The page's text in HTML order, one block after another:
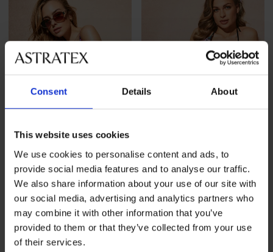
Consent Details About
This website uses cookies
We use cookies to personalise content and ads, to
provide social media features and to analyse our traffic.
We also share information about your use of our site with
our social media, advertising and analytics partners who
may combine it with other information that you’ve
provided to them or that they’ve collected from your use
of their services.
Разпродажба
Бански костюм от две части
Abeba II
Намаление
16,49 €(32,25 лв.)Първоначална цена
32,98 €
(64,50 лв.)
Бански костюм от две части
Shiny Flоwers
Намаление
51,00 € (99,75 лв.)
(199,46 лв.)